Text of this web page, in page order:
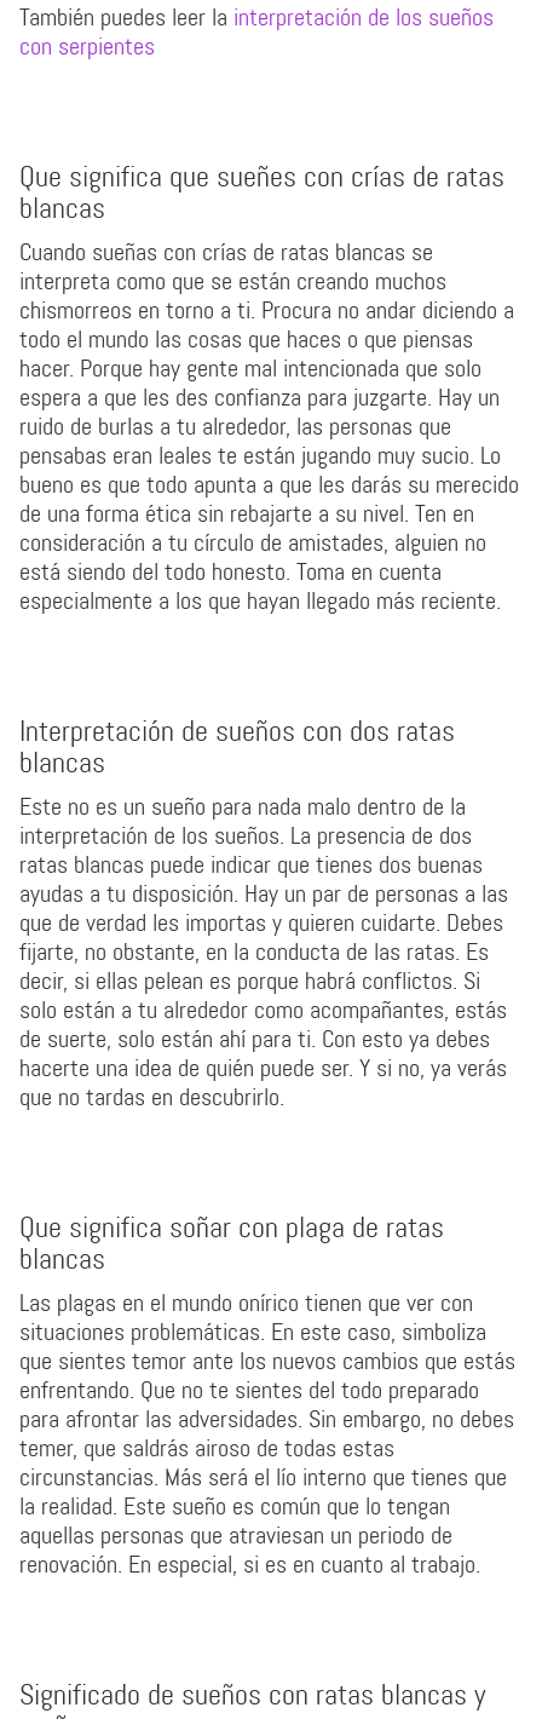
También puedes leer la interpretación de los sueños
con serpientes
Que significa que sueñes con crías de ratas
blancas
Cuando sueñas con crías de ratas blancas se
interpreta como que se están creando muchos
chismorreos en torno a ti. Procura no andar diciendo a
todo el mundo las cosas que haces o que piensas
hacer. Porque hay gente mal intencionada que solo
espera a que les des confianza para juzgarte. Hay un
ruido de burlas a tu alrededor, las personas que
pensabas eran leales te están jugando muy sucio. Lo
bueno es que todo apunta a que les darás su merecido
de una forma ética sin rebajarte a su nivel. Ten en
consideración a tu círculo de amistades, alguien no
está siendo del todo honesto. Toma en cuenta
especialmente a los que hayan llegado más reciente.
Interpretación de sueños con dos ratas
blancas
Este no es un sueño para nada malo dentro de la
interpretación de los sueños. La presencia de dos
ratas blancas puede indicar que tienes dos buenas
ayudas a tu disposición. Hay un par de personas a las
que de verdad les importas y quieren cuidarte. Debes
fijarte, no obstante, en la conducta de las ratas. Es
decir, si ellas pelean es porque habrá conflictos. Si
solo están a tu alrededor como acompañantes, estás
de suerte, solo están ahí para ti. Con esto ya debes
hacerte una idea de quién puede ser. Y si no, ya verás
que no tardas en descubrirlo.
Que significa soñar con plaga de ratas
blancas
Las plagas en el mundo onírico tienen que ver con
situaciones problemáticas. En este caso, simboliza
que sientes temor ante los nuevos cambios que estás
enfrentando. Que no te sientes del todo preparado
para afrontar las adversidades. Sin embargo, no debes
temer, que saldrás airoso de todas estas
circunstancias. Más será el lío interno que tienes que
la realidad. Este sueño es común que lo tengan
aquellas personas que atraviesan un periodo de
renovación. En especial, si es en cuanto al trabajo.
Significado de sueños con ratas blancas y